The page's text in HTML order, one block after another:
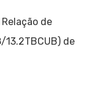
de
de